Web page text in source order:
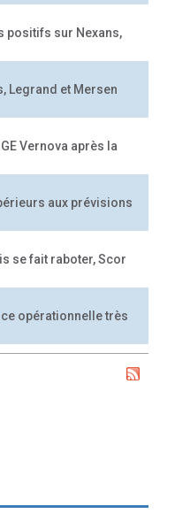
positifs sur Nexans,
Legrand et Mersen
Vernova après la
aux prévisions
se fait raboter, Scor
opérationnelle très